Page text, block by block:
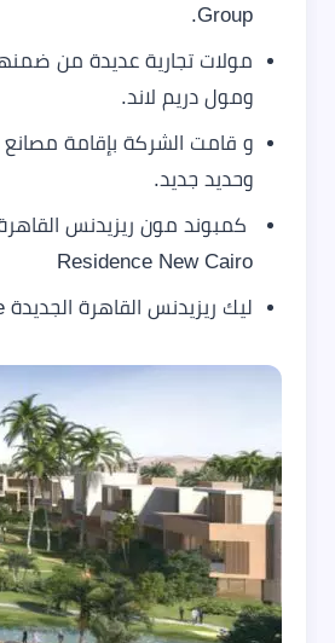
Group.
مولات تجارية عديدة من
ومول دريم لاند.
و قامت الشركة بإقامة
وحديد جديد.
Residence New Cairo
ليك ريزيدنس القاهرة الجديدة Lake Residence.